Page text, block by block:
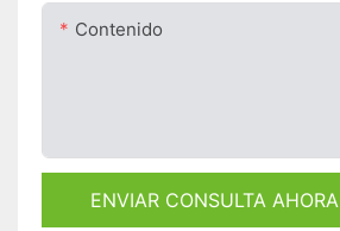
Contenido
ENVIAR CONSULTA AHORA